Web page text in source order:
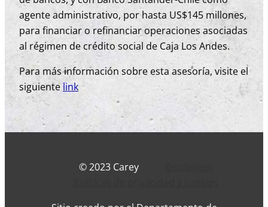
agente administrativo, por hasta US$145 millones,
para financiar o refinanciar operaciones asociadas
al régimen de crédito social de Caja Los Andes.
Para más información sobre esta asesoría, visite el
siguiente link
© 2023 Carey